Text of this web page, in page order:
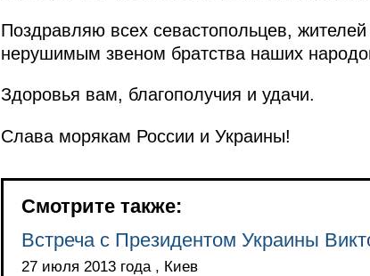
Поздравляю всех севастопольцев,
нерушимым звеном братства наших
Здоровья вам, благополучия и удачи.
Слава морякам России и Украины!
Смотрите также:
Встреча с Президентом Украины
27 июля 2013 года , Киев